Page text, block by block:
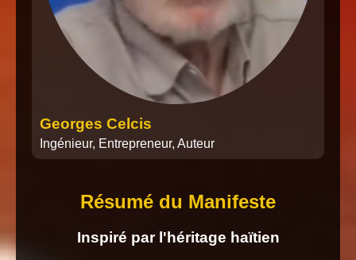
Georges Celcis
Ingénieur, Entrepreneur, Auteur
Résumé du Manifeste
Inspiré par l'héritage haïtien